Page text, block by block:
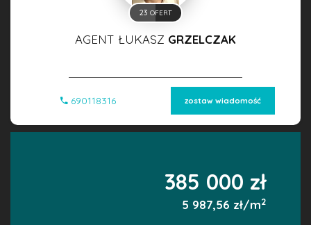
23 OFERT
AGENT ŁUKASZ GRZELCZAK
690118316 zostaw wiadomość
385 000 zł
5 987,56 zł/m2